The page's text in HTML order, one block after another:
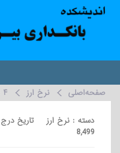
صفحه‌اصلی نرخ ارز ۴ نکته همتی درباره ثبات بازار ارز
8,499